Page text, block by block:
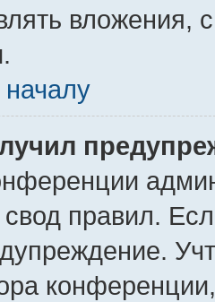
вложения,
началу
свод правил.